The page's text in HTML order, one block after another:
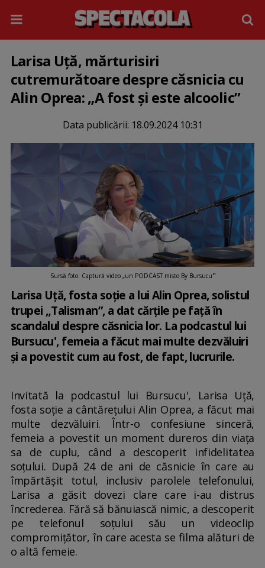
Larisa Uță, mărturisiri
cutremurătoare despre căsnicia cu
Alin Oprea: „A fost și este alcoolic”
Data publicării: 18.09.2024 10:31
Sursă foto: Captură video „un PODCAST misto By Bursucu'”
Larisa Uță, fosta soție a lui Alin Oprea, solistul
trupei „Talisman”, a dat cărțile pe față în
scandalul despre căsnicia lor. La podcastul lui
Bursucu', femeia a făcut mai multe dezvăluiri
și a povestit cum au fost, de fapt, lucrurile.
Invitată la podcastul lui Bursucu', Larisa Uță,
fosta soție a cântărețului Alin Oprea, a făcut mai
multe dezvăluiri. Într-o confesiune sinceră,
femeia a povestit un moment dureros din viața
sa de cuplu, când a descoperit infidelitatea
soțului. După 24 de ani de căsnicie în care au
împărtășit totul, inclusiv parolele telefonului,
Larisa a găsit dovezi clare care i-au distrus
încrederea. Fără să bănuiască nimic, a descoperit
pe telefonul soțului său un videoclip
compromițător, în care acesta se filma alături de
o altă femeie.